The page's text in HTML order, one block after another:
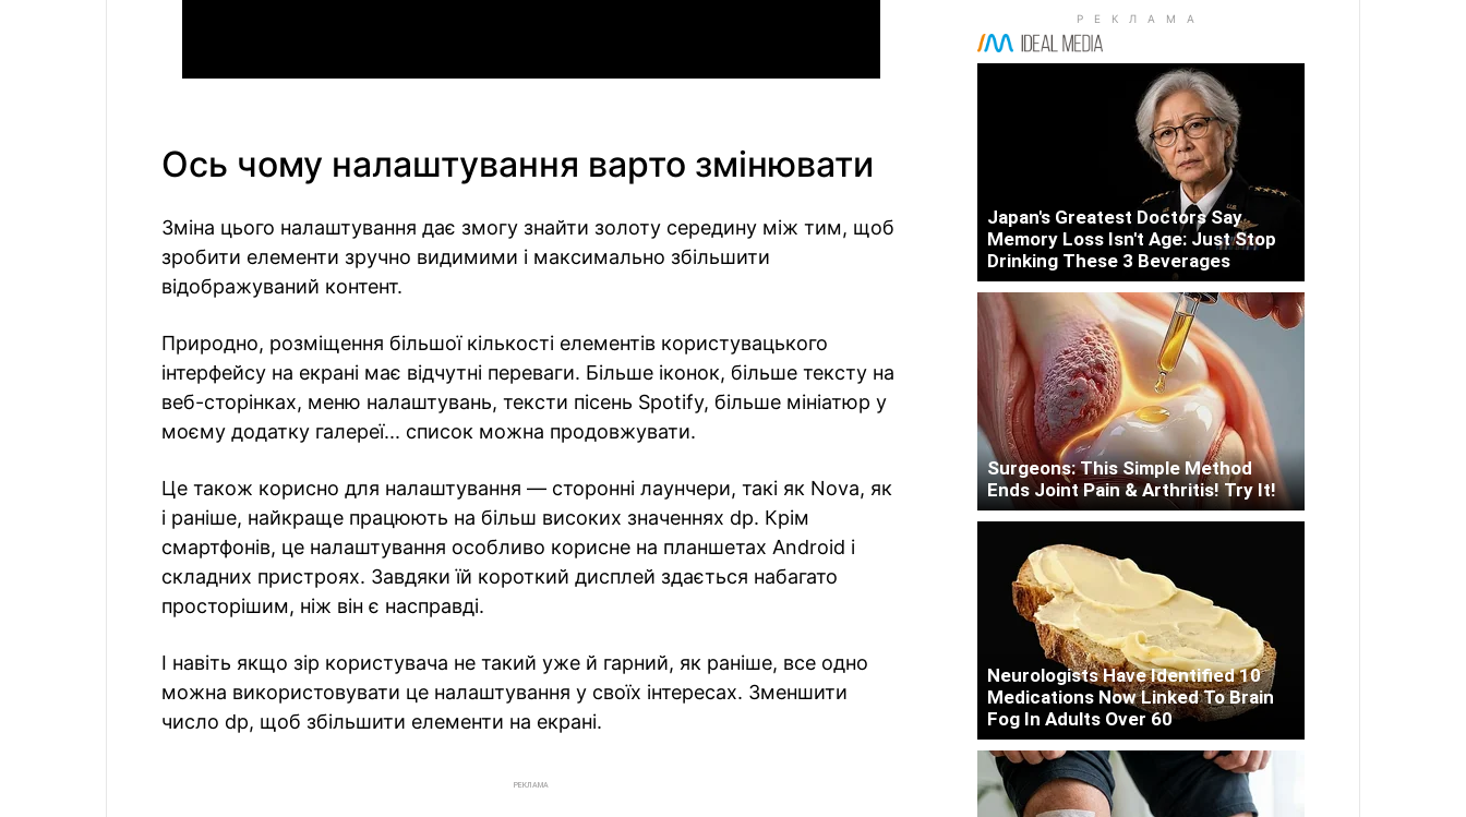
Ось чому налаштування варто змінювати
Зміна цього налаштування дає змогу знайти золоту середину між тим, щоб
зробити елементи зручно видимими і максимально збільшити
відображуваний контент.
Природно, розміщення більшої кількості елементів користувацького
інтерфейсу на екрані має відчутні переваги. Більше іконок, більше тексту на
веб-сторінках, меню налаштувань, тексти пісень Spotify, більше мініатюр у
моєму додатку галереї... список можна продовжувати.
Це також корисно для налаштування — сторонні лаунчери, такі як Nova, як
і раніше, найкраще працюють на більш високих значеннях dp. Крім
смартфонів, це налаштування особливо корисне на планшетах Android і
складних пристроях. Завдяки їй короткий дисплей здається набагато
просторішим, ніж він є насправді.
І навіть якщо зір користувача не такий уже й гарний, як раніше, все одно
можна використовувати це налаштування у своїх інтересах. Зменшити
число dp, щоб збільшити елементи на екрані.
РЕКЛАМА
Japan's Greatest Doctors Say
Memory Loss Isn't Age: Just Stop
Drinking These 3 Beverages
Surgeons: This Simple Method
Ends Joint Pain & Arthritis! Try It!
Neurologists Have Identified 10
Medications Now Linked To Brain
Fog In Adults Over 60